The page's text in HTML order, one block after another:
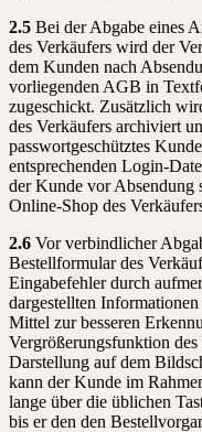
2.5 Bei der Abgabe eines
des Verkäufers wird der
dem Kunden nach
vorliegenden AGB in
zugeschickt. Zusätzlich
des Verkäufers archiviert
passwortgeschütztes
entsprechenden Login-
der Kunde vor Absendung
Online-Shop des
2.6 Vor verbindlicher
Bestellformular des
Eingabefehler durch
dargestellten
Mittel zur besseren
Vergrößerungsfunktion
Darstellung auf dem
kann der Kunde im
lange über die üblichen
bis er den den